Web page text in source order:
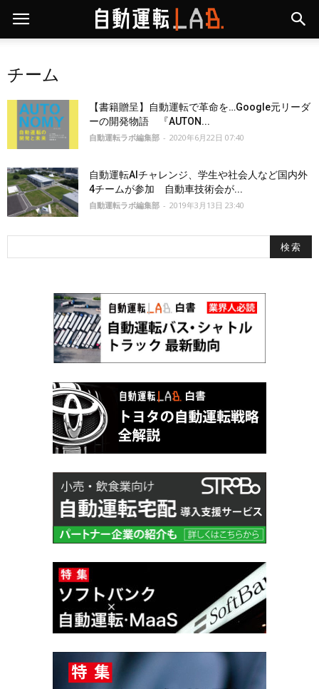
チーム
【書籍贈呈】自動運転で革命を…Google元リーダ
ーの開発物語 『AUTON...
自動運転ラボ編集部 - 2020年6月22日 07:40
⾃動運転AIチャレンジ、学生や社会人など国内外
4チームが参加 自動車技術会が...
自動運転ラボ編集部 - 2019年3月13日 23:40